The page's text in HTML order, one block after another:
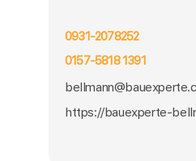
0931-2078252
0157-5818 1391
https://bauexperte-